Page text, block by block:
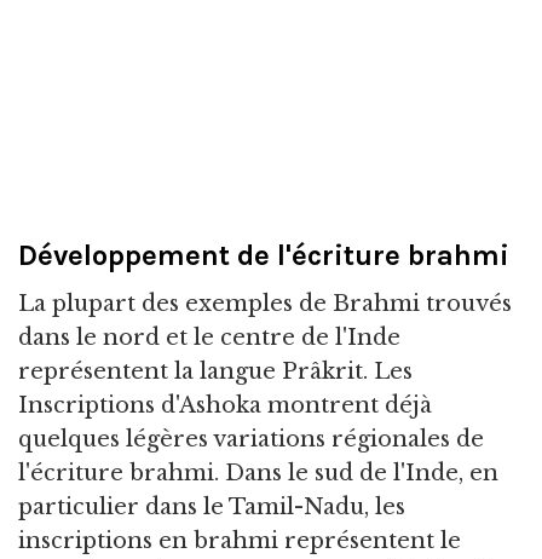
Développement de l'écriture brahmi
La plupart des exemples de Brahmi trouvés
dans le nord et le centre de l'Inde
représentent la langue Prâkrit. Les
Inscriptions d'Ashoka montrent déjà
quelques légères variations régionales de
l'écriture brahmi. Dans le sud de l'Inde, en
particulier dans le Tamil-Nadu, les
inscriptions en brahmi représentent le